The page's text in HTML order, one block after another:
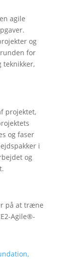
agile
og
for
teknikker,
projektet,
og faser
i
og
på at træne
Agile®-